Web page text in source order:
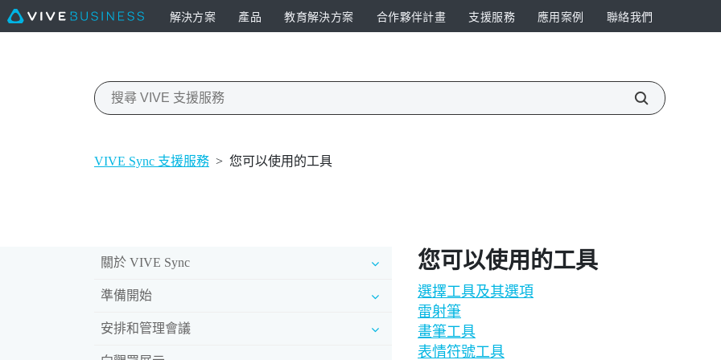
解決方案 產品 教育解決方案 合作夥伴計畫 支援服務 應用案例 聯絡我們
VIVE Sync 支援服務 > 您可以使用的工具
關於 VIVE Sync
準備開始
安排和管理會議
您可以使用的工具
選擇工具及其選項
雷射筆
畫筆工具
表情符號工具